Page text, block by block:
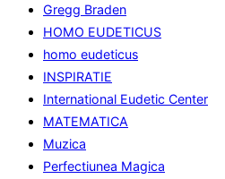
Gregg Braden
HOMO EUDETICUS
homo eudeticus
INSPIRATIE
International Eudetic Center
MATEMATICA
Muzica
Perfectiunea Magica